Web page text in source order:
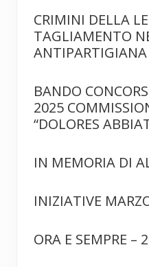
CRIMINI DELLA
TAGLIAMENTO
ANTIPARTIGIANA
BANDO
2025
“DOLORES
IN MEMORIA DI
INIZIATIVE
ORA E SEMPRE –